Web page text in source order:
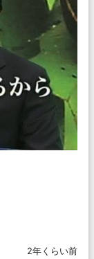
2年くらい前